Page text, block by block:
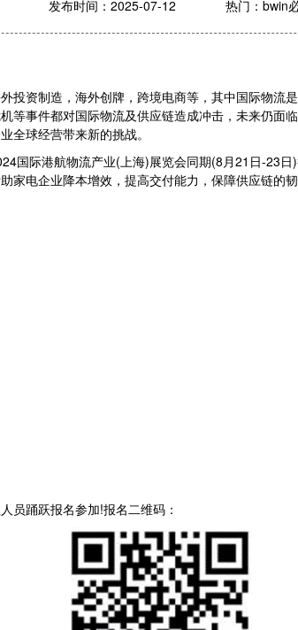
发布时间：2025-07-12 热门： bwin
资制造，海外创牌，跨境电商等，其中国际物流
等事件都对国际物流及供应链造成冲击，未来仍面
全球经营带来新的挑战。
际港航物流产业(上海)展览会同期(8月21日-23日
电企业降本增效，提高交付能力，保障供应链的韧
踊跃报名参加!报名二维码：